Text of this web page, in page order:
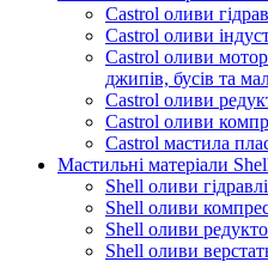
Castrol оливи
Castrol оливи
Castrol оливи
джипів, бусів та
Castrol оливи
Castrol оливи
Castrol мастила
Мастильні матеріали
Shell оливи
Shell оливи
Shell оливи
Shell оливи